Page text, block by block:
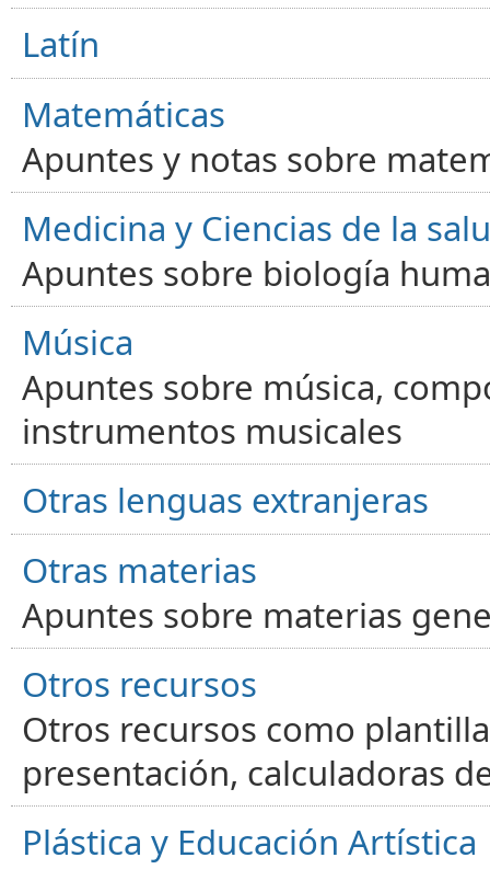
Latín
Matemáticas
Apuntes y notas sobre
Medicina y Ciencias de la
Apuntes sobre biología
Música
Apuntes sobre música,
instrumentos musicales
Otras lenguas extranjeras
Otras materias
Apuntes sobre materias
Otros recursos
Otros recursos como
presentación, calculadoras
Plástica y Educación Artística